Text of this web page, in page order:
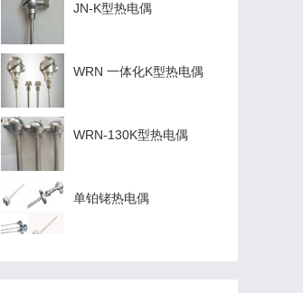
JN-K型热电偶
WRN 一体化K型热电偶
WRN-130K型热电偶
单铂铑热电偶